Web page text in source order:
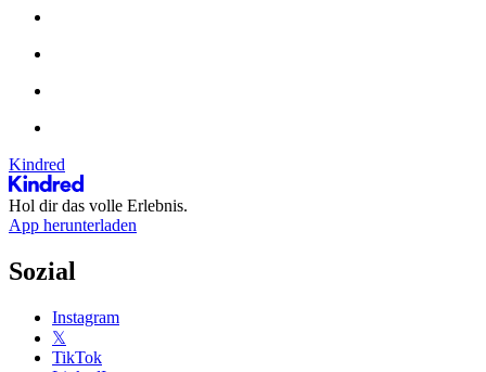
Kindred
Hol dir das volle Erlebnis.
App herunterladen
Sozial
Instagram
𝕏
TikTok